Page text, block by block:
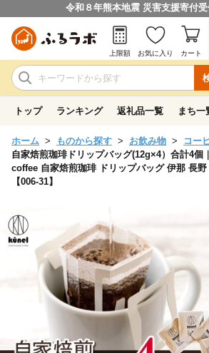
令和８年熊本地震 災害支援寄付
上限額 お気に入り カート
トップ ランキング 返礼品一覧 まち一
ホーム ものから探す お飲み物
コー
自家焙煎珈琲ドリップバッグ(12g×4）合計4個
coffee 自家焙煎珈琲 ドリップバッグ 伊那 長
【006-31】